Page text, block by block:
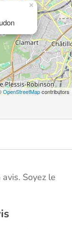
×
OpenStreetMapcontributors
Soyez le